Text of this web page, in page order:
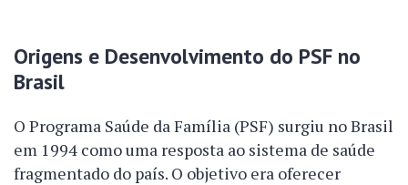
Origens e Desenvolvimento do PSF no
Brasil
O Programa Saúde da Família (PSF) surgiu no Brasil
em 1994 como uma resposta ao sistema de saúde
fragmentado do país. O objetivo era oferecer